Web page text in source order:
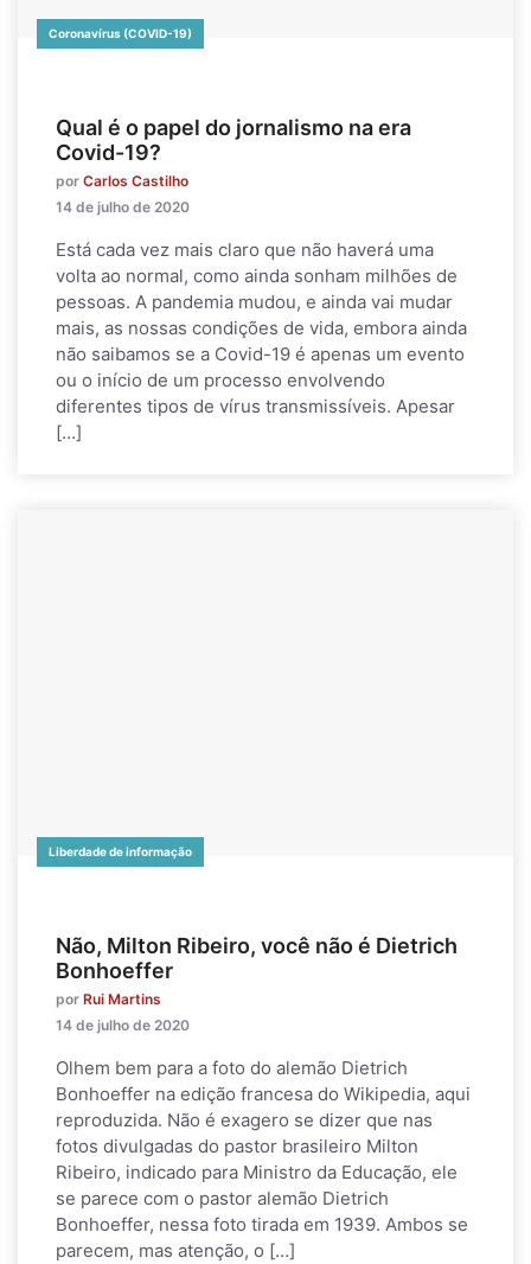
Coronavírus (COVID-19)
Qual é o papel do jornalismo na era
Covid-19?
por Carlos Castilho
14 de julho de 2020
Está cada vez mais claro que não haverá uma
volta ao normal, como ainda sonham milhões de
pessoas. A pandemia mudou, e ainda vai mudar
mais, as nossas condições de vida, embora ainda
não saibamos se a Covid-19 é apenas um evento
ou o início de um processo envolvendo
diferentes tipos de vírus transmissíveis. Apesar
[…]
Liberdade de informação
Não, Milton Ribeiro, você não é Dietrich
Bonhoeffer
por Rui Martins
14 de julho de 2020
Olhem bem para a foto do alemão Dietrich
Bonhoeffer na edição francesa do Wikipedia, aqui
reproduzida. Não é exagero se dizer que nas
fotos divulgadas do pastor brasileiro Milton
Ribeiro, indicado para Ministro da Educação, ele
se parece com o pastor alemão Dietrich
Bonhoeffer, nessa foto tirada em 1939. Ambos se
parecem, mas atenção, o […]